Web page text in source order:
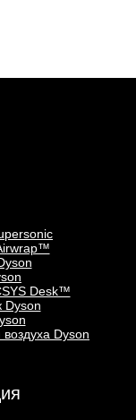
Desk™
Dyson
Dyson